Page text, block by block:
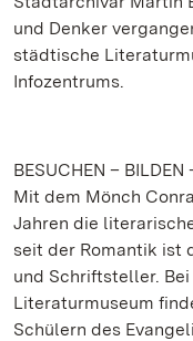
und Denker
städtische
Infozentrums.
BESUCHEN – BILDEN
Mit dem Mönch
Jahren die
seit der Romantik ist
und Schriftsteller.
Literaturmuseum
Schülern des